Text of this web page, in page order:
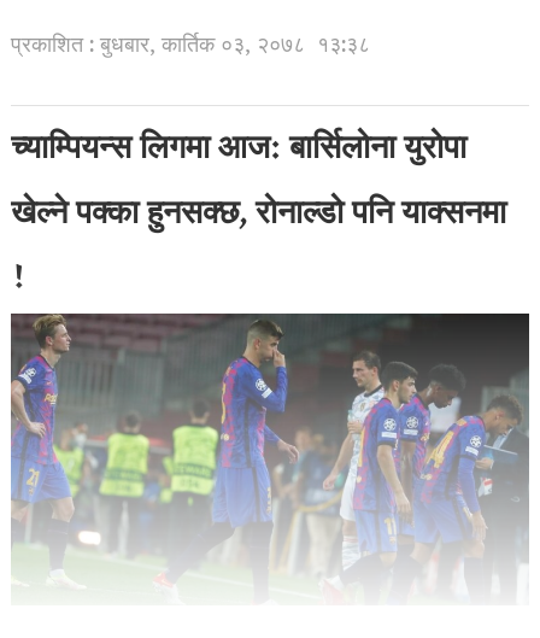
प्रकाशित : बुधबार, कार्तिक ०३, २०७८ १३:३८
च्याम्पियन्स लिगमा आज: बार्सिलोना युरोपा
खेल्ने पक्का हुनसक्छ, रोनाल्डो पनि याक्सनमा
!